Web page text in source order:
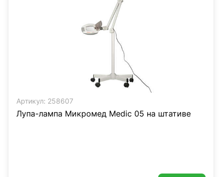
Артикул: 258607
Лупа-лампа Микромед Medic 05 на штативе